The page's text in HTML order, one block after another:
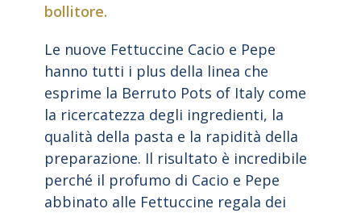
bollitore.
Le nuove Fettuccine Cacio e Pepe
hanno tutti i plus della linea che
esprime la Berruto Pots of Italy come
la ricercatezza degli ingredienti, la
qualità della pasta e la rapidità della
preparazione. Il risultato è incredibile
perché il profumo di Cacio e Pepe
abbinato alle Fettuccine regala dei